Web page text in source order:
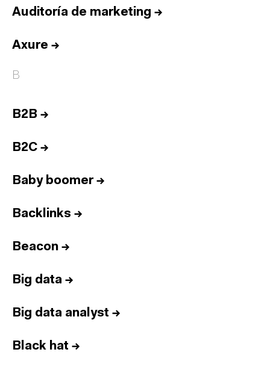
Auditoría de marketing →
Axure →
B
B2B →
B2C →
Baby boomer→
Backlinks →
Beacon →
Big data →
Big data analyst →
Black hat →